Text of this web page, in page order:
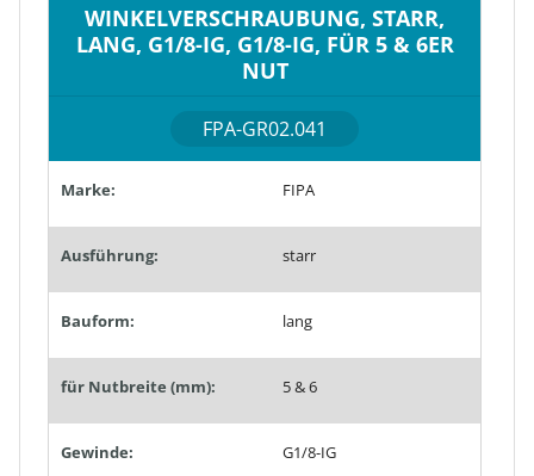
WINKELVERSCHRAUBUNG, STARR,
LANG, G1/8-IG, G1/8-IG, FÜR 5 & 6ER
NUT
FPA-GR02.041
Marke: FIPA
Ausführung: starr
Bauform: lang
für Nutbreite (mm): 5 & 6
Gewinde: G1/8-IG